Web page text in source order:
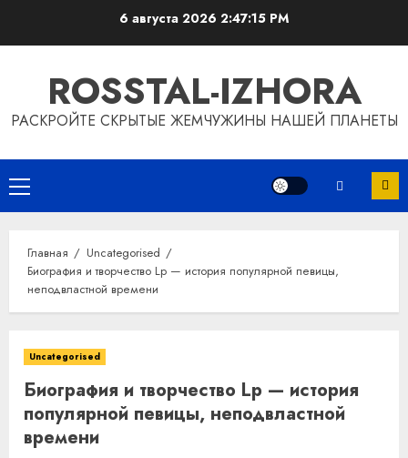
6 августа 2026 2:47:16 PM
ROSSTAL-IZHORA
РАСКРОЙТЕ СКРЫТЫЕ ЖЕМЧУЖИНЫ НАШЕЙ ПЛАНЕТЫ
Основное
меню
Главная
Uncategorised
Биография и творчество Lp — история популярной певицы,
неподвластной времени
Uncategorised
Биография и творчество Lp — история
популярной певицы, неподвластной
времени